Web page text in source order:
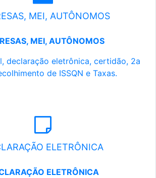
MEI, AUTÔNOMOS
MEI, AUTÔNOMOS
declaração eletrônica, certidão, 2a
de ISSQN e Taxas.
ELETRÔNICA
ELETRÔNICA